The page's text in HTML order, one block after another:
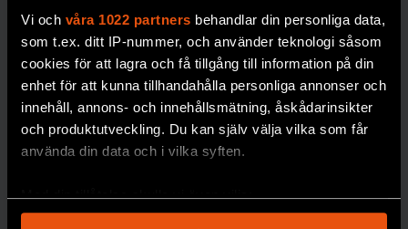
Vi och våra 1022 partners behandlar din personliga data,
som t.ex. ditt IP-nummer, och använder teknologi såsom
cookies för att lagra och få tillgång till information på din
enhet för att kunna tillhandahålla personliga annonser och
innehåll, annons- och innehållsmätning, åskådarinsikter
och produktutveckling. Du kan själv välja vilka som får
använda din data och i vilka syften.
Med din tillåtelse skulle vi även vilja:
Robert:
tacksam